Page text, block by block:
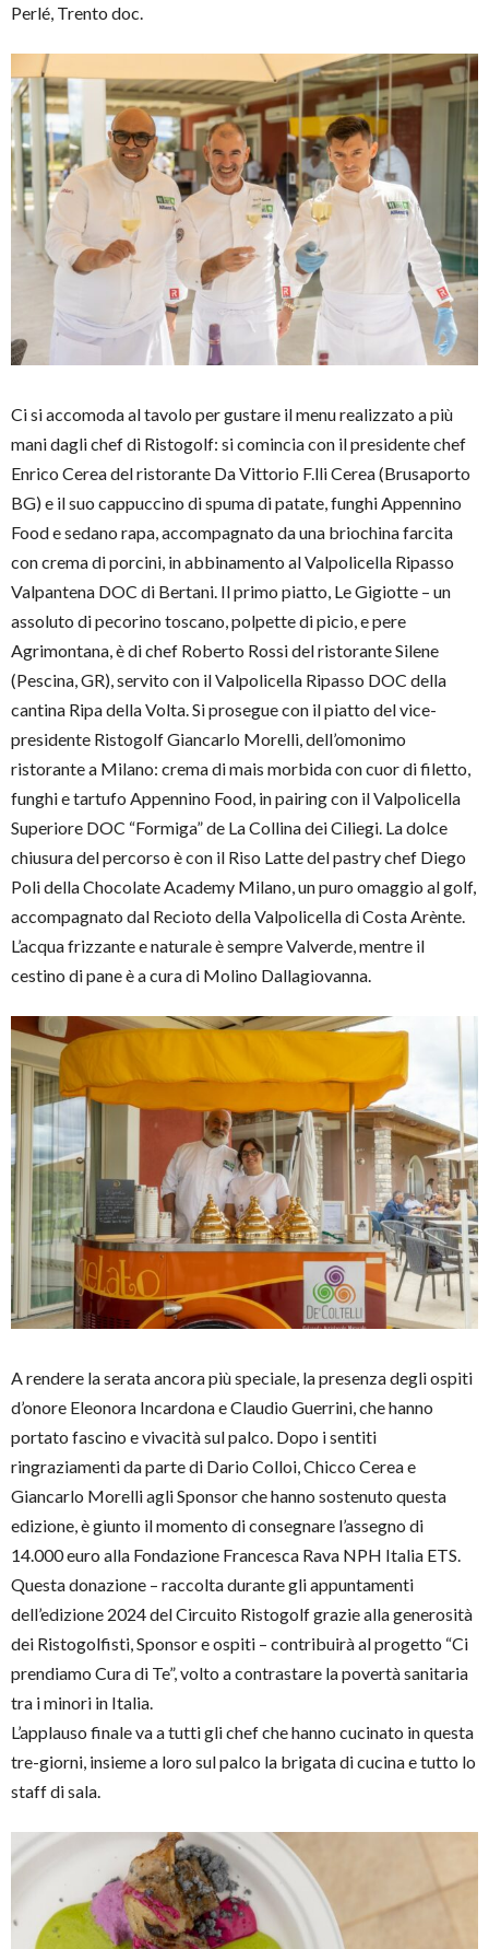
Perlé, Trento doc.
Ci si accomoda al tavolo per gustare il menu realizzato a più
mani dagli chef di Ristogolf: si comincia con il presidente chef
Enrico Cerea del ristorante Da Vittorio F.lli Cerea (Brusaporto
BG) e il suo cappuccino di spuma di patate, funghi Appennino
Food e sedano rapa, accompagnato da una briochina farcita
con crema di porcini, in abbinamento al Valpolicella Ripasso
Valpantena DOC di Bertani. Il primo piatto, Le Gigiotte – un
assoluto di pecorino toscano, polpette di picio, e pere
Agrimontana, è di chef Roberto Rossi del ristorante Silene
(Pescina, GR), servito con il Valpolicella Ripasso DOC della
cantina Ripa della Volta. Si prosegue con il piatto del vice-
presidente Ristogolf Giancarlo Morelli, dell’omonimo
ristorante a Milano: crema di mais morbida con cuor di filetto,
funghi e tartufo Appennino Food, in pairing con il Valpolicella
Superiore DOC “Formiga” de La Collina dei Ciliegi. La dolce
chiusura del percorso è con il Riso Latte del pastry chef Diego
Poli della Chocolate Academy Milano, un puro omaggio al golf,
accompagnato dal Recioto della Valpolicella di Costa Arènte.
L’acqua frizzante e naturale è sempre Valverde, mentre il
cestino di pane è a cura di Molino Dallagiovanna.
A rendere la serata ancora più speciale, la presenza degli ospiti
d’onore Eleonora Incardona e Claudio Guerrini, che hanno
portato fascino e vivacità sul palco. Dopo i sentiti
ringraziamenti da parte di Dario Colloi, Chicco Cerea e
Giancarlo Morelli agli Sponsor che hanno sostenuto questa
edizione, è giunto il momento di consegnare l’assegno di
14.000 euro alla Fondazione Francesca Rava NPH Italia ETS.
Questa donazione – raccolta durante gli appuntamenti
dell’edizione 2024 del Circuito Ristogolf grazie alla generosità
dei Ristogolfisti, Sponsor e ospiti – contribuirà al progetto “Ci
prendiamo Cura di Te”, volto a contrastare la povertà sanitaria
tra i minori in Italia.
L’applauso finale va a tutti gli chef che hanno cucinato in questa
tre-giorni, insieme a loro sul palco la brigata di cucina e tutto lo
staff di sala.